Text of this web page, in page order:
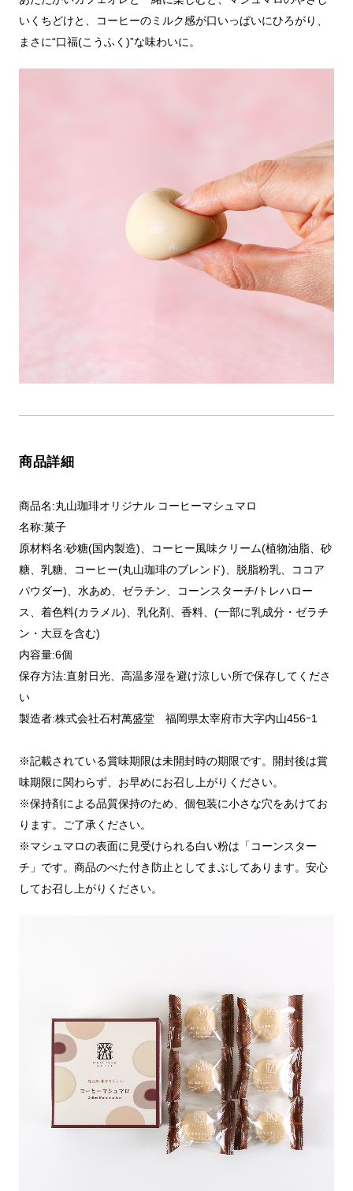
いくちどけと、コーヒーのミルク感が口いっぱいにひろがり、
まさに“口福(こうふく)”な味わいに。
商品詳細
商品名:丸山珈琲オリジナル コーヒーマシュマロ
名称:菓子
原材料名:砂糖(国内製造)、コーヒー風味クリーム(植物油脂、砂
糖、乳糖、コーヒー(丸山珈琲のブレンド)、脱脂粉乳、ココア
パウダー)、水あめ、ゼラチン、コーンスターチ/トレハロー
ス、着色料(カラメル)、乳化剤、香料、(一部に乳成分・ゼラチ
ン・大豆を含む)
内容量:6個
保存方法:直射日光、高温多湿を避け涼しい所で保存してくださ
い
製造者:株式会社石村萬盛堂 福岡県太宰府市大字内山456ｰ1
※記載されている賞味期限は未開封時の期限です。開封後は賞
味期限に関わらず、お早めにお召し上がりください。
※保持剤による品質保持のため、個包装に小さな穴をあけてお
ります。ご了承ください。
※マシュマロの表面に見受けられる白い粉は「コーンスター
チ」です。商品のべた付き防止としてまぶしてあります。安心
してお召し上がりください。